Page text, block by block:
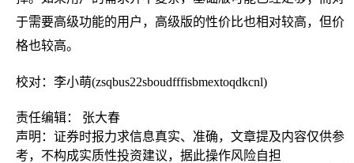
于需要高级功能的用户，高级版的性价比也相对较高，但价
格也较高。
校对：李小萌(zsqbus22sboudfffisbmextoqdkcnl)
责任编辑： 张大春
声明：证券时报力求信息真实、准确，文章提及内容仅供参
考，不构成实质性投资建议，据此操作风险自担